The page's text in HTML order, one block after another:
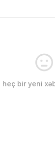
heç bir yeni